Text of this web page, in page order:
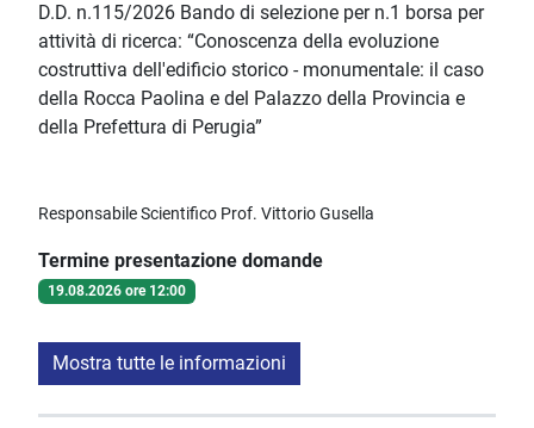
D.D. n.115/2026 Bando di selezione per n.1 borsa per
attività di ricerca: “Conoscenza della evoluzione
costruttiva dell'edificio storico - monumentale: il caso
della Rocca Paolina e del Palazzo della Provincia e
della Prefettura di Perugia”
Responsabile Scientifico Prof. Vittorio Gusella
Termine presentazione domande
19.08.2026 ore 12:00
Mostra tutte le informazioni